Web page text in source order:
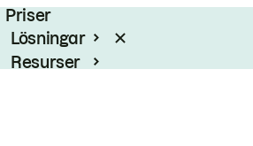
Priser
Lösningar
Resurser